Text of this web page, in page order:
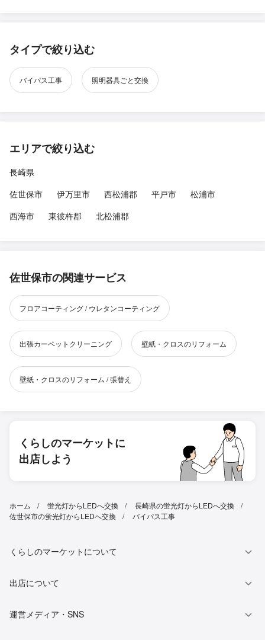
タイプで絞り込む
バイパス工事 照明器具ごと交換
エリアで絞り込む
長崎県
佐世保市
伊万里市 西松浦郡 平戸市
松浦市
西海市
東彼杵郡 北松浦郡
佐世保市の関連サービス
フロアコーティング / ウレタンコーティング
出張カーペットクリーニング 壁紙・クロスのリフォーム
壁紙・クロスのリフォーム / 張替え
くらしのマーケットに
出店しよう
ホーム 蛍光灯からLEDへ交換
長崎県の蛍光灯からLEDへ交換
佐世保市の蛍光灯からLEDへ交換
バイパス工事
くらしのマーケットについて
出店について
運営メディア・SNS